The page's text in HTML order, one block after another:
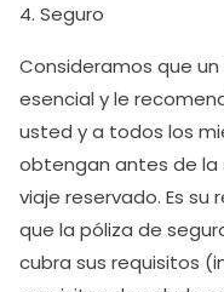
4. Seguro
Consideramos que
esencial y le
usted y a todos los
obtengan antes de la
viaje reservado. Es
que la póliza de
cubra sus requisitos